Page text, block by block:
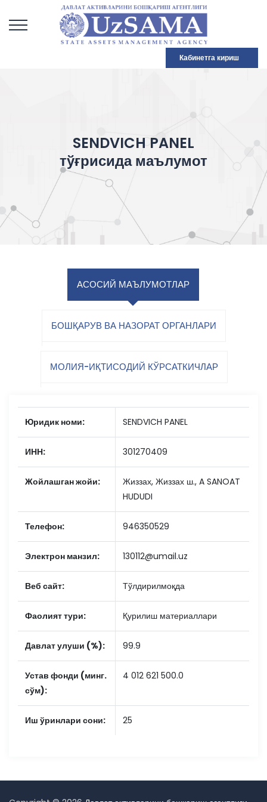
Кабинетга кириш
SENDVICH PANEL
тўғрисида маълумот
АСОСИЙ МАЪЛУМОТЛАР
БОШҚАРУВ ВА НАЗОРАТ ОРГАНЛАРИ
МОЛИЯ-ИҚТИСОДИЙ КЎРСАТКИЧЛАР
Юридик номи: SENDVICH PANEL
ИНН: 301270409
Жойлашган жойи:
Жиззах, Жиззах ш., A SANOAT
HUDUDI
Телефон: 946350529
Электрон манзил: 130112@umail.uz
Веб сайт: Тўлдирилмоқда
Фаолият тури: Қурилиш материаллари
Давлат улуши (%): 99.9
Устав фонди (минг.
сўм):
4 012 621 500.0
Иш ўринлари сони: 25